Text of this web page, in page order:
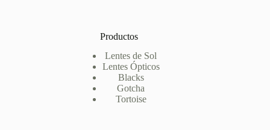
Productos
Lentes de Sol
Lentes Ópticos
Blacks
Gotcha
Tortoise